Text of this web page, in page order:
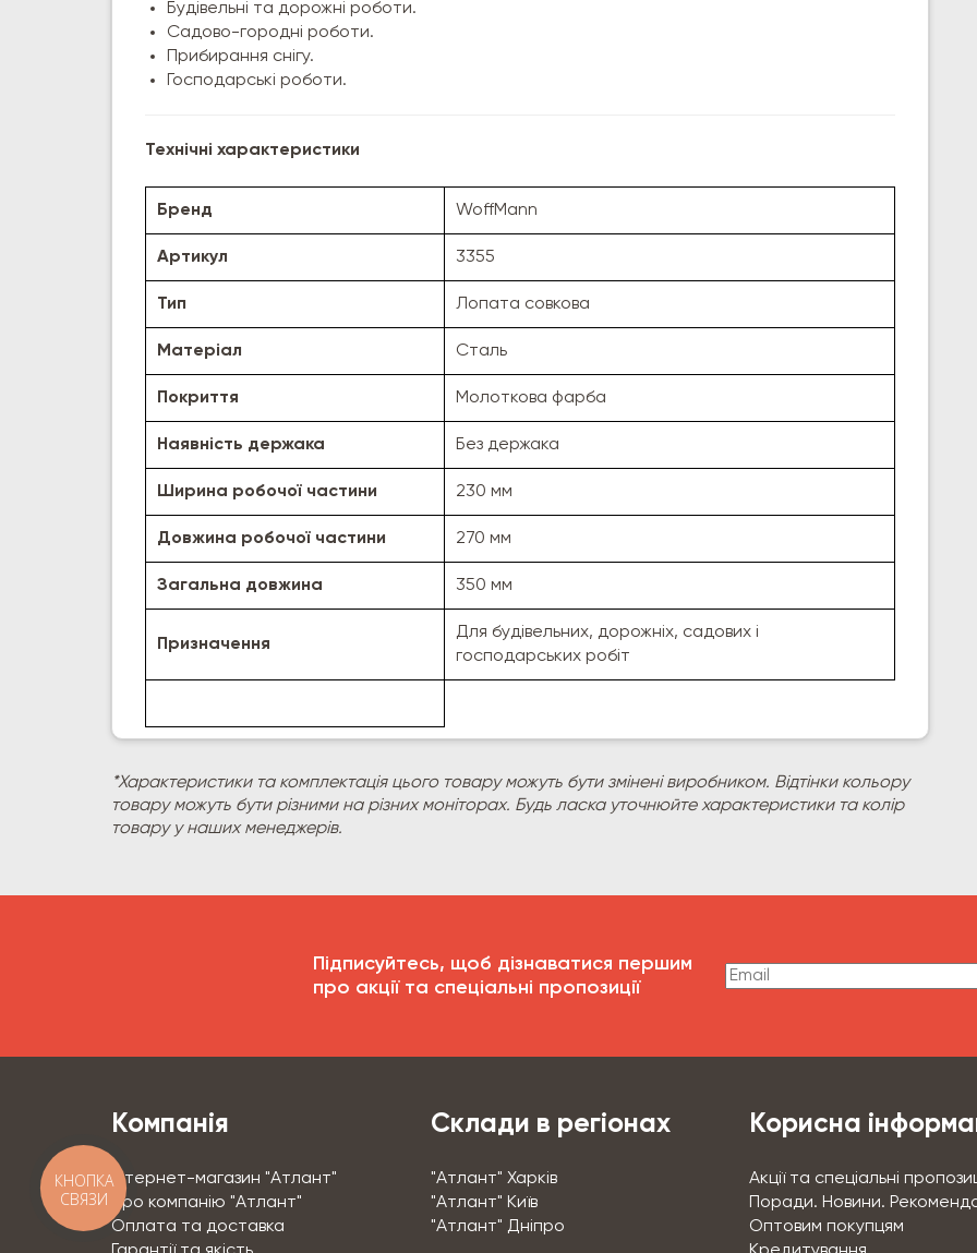
Будівельні та дорожні роботи.
Садово-городні роботи.
Прибирання снігу.
Господарські роботи.
Технічні характеристики
Бренд WoffMann
Артикул 3355
Тип Лопата совкова
Матеріал Сталь
Покриття Молоткова фарба
Наявність держака Без держака
Ширина робочої частини 230 мм
Довжина робочої частини 270 мм
Загальна довжина 350 мм
Призначення
Для будівельних, дорожніх, садових і
господарських робіт
*Характеристики та комплектація цього товару можуть бути змінені виробником. Відтінки кольору
товару можуть бути різними на різних моніторах. Будь ласка уточнюйте характеристики та колір
товару у наших менеджерів.
Підписуйтесь, щоб дізнаватися першим
про акції та спеціальні пропозиції
Компанія
Інтернет-магазин "Атлант"
Про компанію "Атлант"
Оплата та доставка
Склади в регіонах
"Атлант" Харків
"Атлант" Київ
"Атлант" Дніпро
Корисна
Акції та спеціальні
Поради. Новини.
Оптовим покупцям
КНОПКА
СВЯЗИ